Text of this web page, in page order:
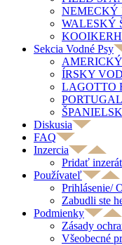
NEMECKÝ
WALESKÝ
Sekcia Vodné Psy
ÍRSKY
LAGOTTO
Diskusia
FAQ
Inzercia
Pridať inzerát
Používateľ
Prihlásenie/
Zabudli ste
Podmienky
Zásady
Všeobecné